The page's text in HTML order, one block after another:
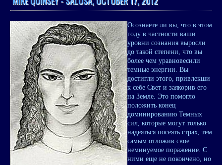
Осознаете ли вы, что в этом
году в частности ваши
уровни сознания выросли
до такой степени, что вы
более чем уравновесили
темные энергии. Вы
достигли этого, привлекши
к себе Свет и заякорив его
на Земле. Это помогло
положить конец
доминированию Темных
сил, которые могут только
надеяться посеять страх, тем
самым отложив свое
неминуемое поражение. С
ними еще не покончено, но